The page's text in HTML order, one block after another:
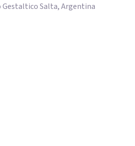
Gestaltico Salta, Argentina